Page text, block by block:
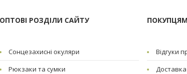
ОПТОВІ РОЗДІЛИ САЙТУ
Сонцезахисні окуляри
Рюкзаки та сумки
ПОКУПЦЯМ
Відгуки
Доставка